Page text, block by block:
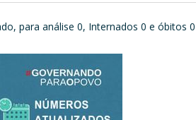
para análise 0, Internados 0 e óbitos 0